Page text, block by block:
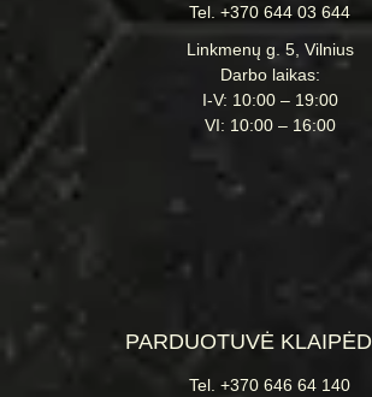
Tel. +370 644 03 644
Linkmenų g. 5, Vilnius
Darbo laikas:
I-V: 10:00 – 19:00
VI: 10:00 – 16:00
PARDUOTUVĖ
Tel. +370 646 64 140